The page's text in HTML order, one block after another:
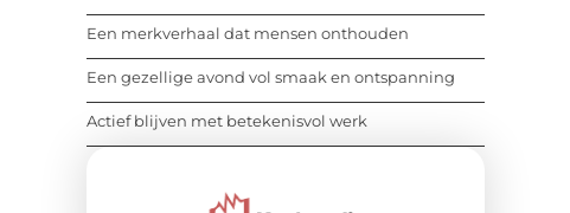
Een merkverhaal dat mensen onthouden
Een gezellige avond vol smaak en ontspanning
Actief blijven met betekenisvol werk